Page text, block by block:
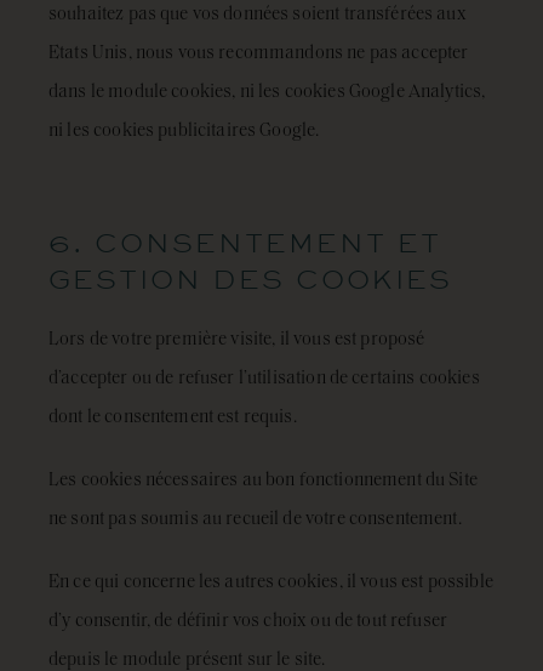
souhaitez pas que vos données soient transférées aux
Etats Unis, nous vous recommandons ne pas accepter
dans le module cookies, ni les cookies Google Analytics,
ni les cookies publicitaires Google.
6. CONSENTEMENT ET
GESTION DES COOKIES
Lors de votre première visite, il vous est proposé
d’accepter ou de refuser l’utilisation de certains cookies
dont le consentement est requis.
Les cookies nécessaires au bon fonctionnement du Site
ne sont pas soumis au recueil de votre consentement.
En ce qui concerne les autres cookies, il vous est possible
d’y consentir, de définir vos choix ou de tout refuser
depuis le module présent sur le site.